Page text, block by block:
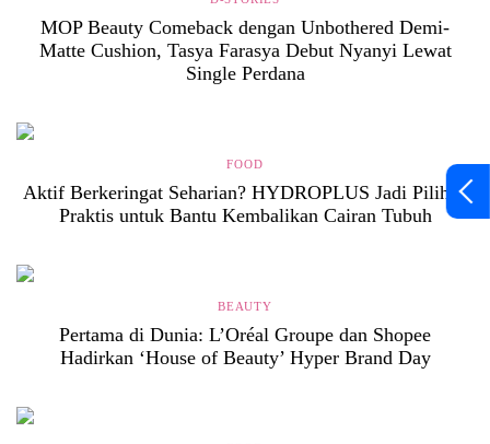
MOP Beauty Comeback dengan Unbothered Demi-
Matte Cushion, Tasya Farasya Debut Nyanyi Lewat
Single Perdana
FOOD
Aktif Berkeringat Seharian? HYDROPLUS Jadi Pilihan
Praktis untuk Bantu Kembalikan Cairan Tubuh
BEAUTY
Pertama di Dunia: L’Oréal Groupe dan Shopee
Hadirkan ‘House of Beauty’ Hyper Brand Day